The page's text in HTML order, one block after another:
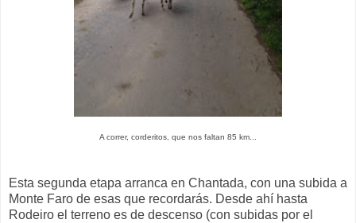
A correr, corderitos, que nos faltan 85 km...
Esta segunda etapa arranca en Chantada, con una subida a
Monte Faro de esas que recordarás. Desde ahí hasta
Rodeiro el terreno es de descenso (con subidas por el